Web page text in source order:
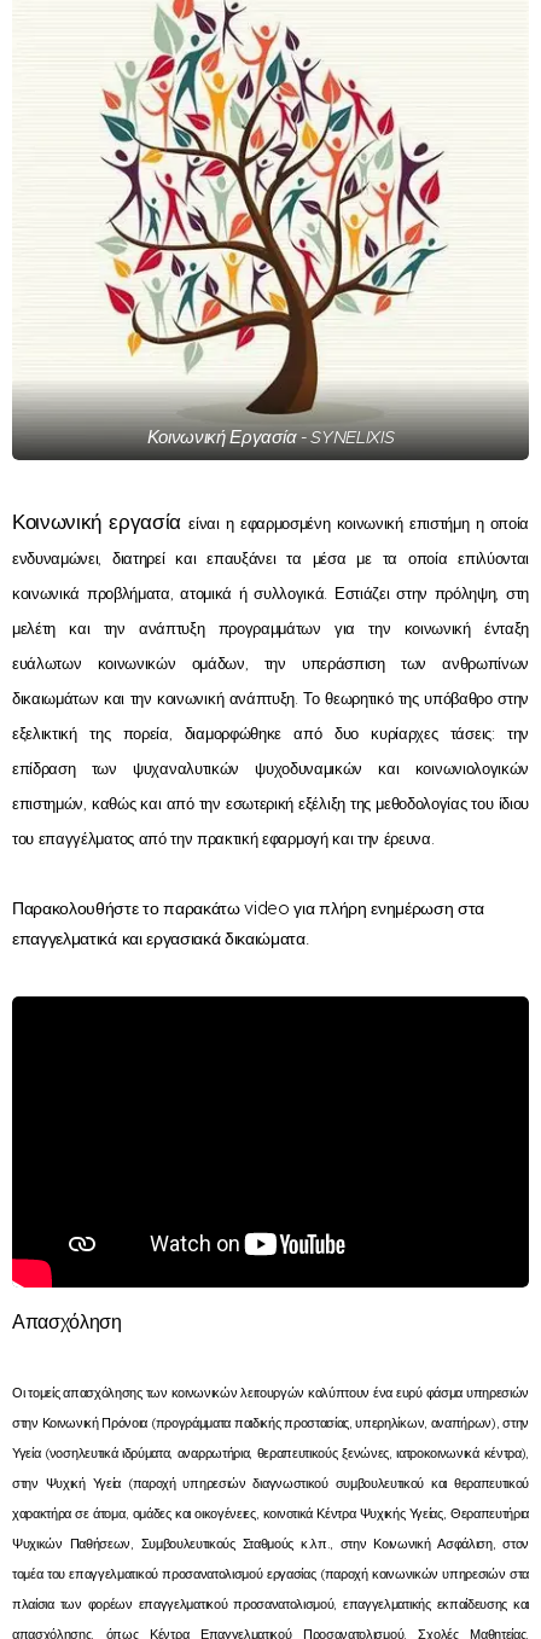
Κοινωνική Εργασία - SYNELIXIS
Κοινωνική εργασία είναι η εφαρμοσμένη κοινωνική επιστήμη η οποία
ενδυναμώνει, διατηρεί και επαυξάνει τα μέσα με τα οποία επιλύονται
κοινωνικά προβλήματα, ατομικά ή συλλογικά. Εστιάζει στην πρόληψη, στη
μελέτη και την ανάπτυξη προγραμμάτων για την κοινωνική ένταξη
ευάλωτων κοινωνικών ομάδων, την υπεράσπιση των ανθρωπίνων
δικαιωμάτων και την κοινωνική ανάπτυξη. Το θεωρητικό της υπόβαθρο στην
εξελικτική της πορεία, διαμορφώθηκε από δυο κυρίαρχες τάσεις: την
επίδραση των ψυχαναλυτικών ψυχοδυναμικών και κοινωνιολογικών
επιστημών, καθώς και από την εσωτερική εξέλιξη της μεθοδολογίας του ίδιου
του επαγγέλματος από την πρακτική εφαρμογή και την έρευνα.
Παρακολουθήστε το παρακάτω video για πλήρη ενημέρωση στα
επαγγελματικά και εργασιακά δικαιώματα.
Απασχόληση
Οι τομείς απασχόλησης των κοινωνικών λειτουργών καλύπτουν ένα ευρύ φάσμα υπηρεσιών
στην Κοινωνική Πρόνοια (προγράμματα παιδικής προστασίας, υπερηλίκων, αναπήρων), στην
Υγεία (νοσηλευτικά ιδρύματα, αναρρωτήρια, θεραπευτικούς ξενώνες, ιατροκοινωνικά κέντρα),
στην Ψυχική Υγεία (παροχή υπηρεσιών διαγνωστικού συμβουλευτικού και θεραπευτικού
χαρακτήρα σε άτομα, ομάδες και οικογένειες, κοινοτικά Κέντρα Ψυχικής Υγείας, Θεραπευτήρια
Ψυχικών Παθήσεων, Συμβουλευτικούς Σταθμούς κ.λπ., στην Κοινωνική Ασφάλιση, στον
τομέα του επαγγελματικού προσανατολισμού εργασίας (παροχή κοινωνικών υπηρεσιών στα
πλαίσια των φορέων επαγγελματικού προσανατολισμού, επαγγελματικής εκπαίδευσης και
απασχόλησης, όπως Κέντρα Επαγγελματικού Προσανατολισμού, Σχολές Μαθητείας,